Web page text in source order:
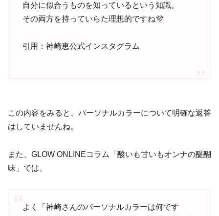
自分に似合うものを知っているという知識。
その両方を持っていらた理想的ですね💜
引用：神崎恵公式インスタグラム
この内容をみると、パーソナルカラーについて明確な返答
はしていませんね。
また、GLOW ONLINEコラム「酸いも甘いもオンナの醍醐
味」では、
よく「神崎さんのパーソナルカラーは何です